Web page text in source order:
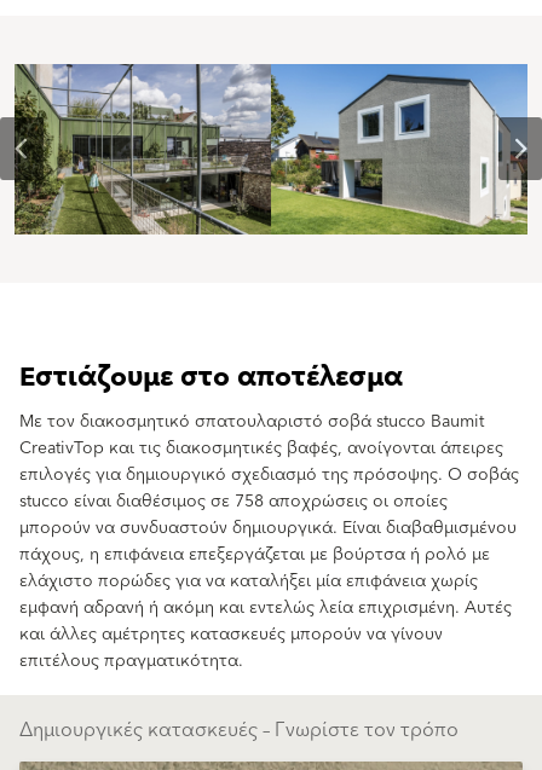
Εστιάζουμε στο αποτέλεσμα
Με τον διακοσμητικό σπατουλαριστό σοβά stucco Baumit
CreativTop και τις διακοσμητικές βαφές, ανοίγονται άπειρες
επιλογές για δημιουργικό σχεδιασμό της πρόσοψης. Ο σοβάς
stucco είναι διαθέσιμος σε 758 αποχρώσεις οι οποίες
μπορούν να συνδυαστούν δημιουργικά. Είναι διαβαθμισμένου
πάχους, η επιφάνεια επεξεργάζεται με βούρτσα ή ρολό με
ελάχιστο πορώδες για να καταλήξει μία επιφάνεια χωρίς
εμφανή αδρανή ή ακόμη και εντελώς λεία επιχρισμένη. Αυτές
και άλλες αμέτρητες κατασκευές μπορούν να γίνουν
επιτέλους πραγματικότητα.
Δημιουργικές κατασκευές – Γνωρίστε τον τρόπο